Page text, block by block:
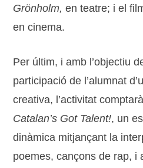
Grönholm,en teatre; i el
en cinema.
Per últim, i amb l’objectiu
participació de l’alumnat
creativa, l’activitat
Catalan’s Got Talent!, un
dinàmica mitjançant la
poemes, cançons de rap, i